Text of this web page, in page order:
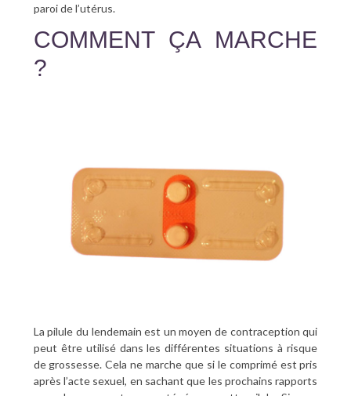
paroi de l’utérus.
COMMENT ÇA MARCHE
?
La pilule du lendemain est un moyen de contraception qui
peut être utilisé dans les différentes situations à risque
de grossesse. Cela ne marche que si le comprimé est pris
après l’acte sexuel, en sachant que les prochains rapports